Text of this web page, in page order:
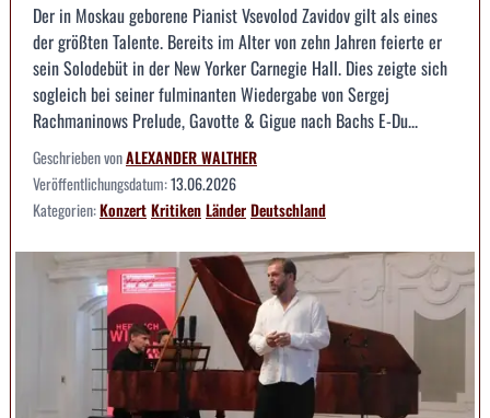
Der in Moskau geborene Pianist Vsevolod Zavidov gilt als eines
der größten Talente. Bereits im Alter von zehn Jahren feierte er
sein Solodebüt in der New Yorker Carnegie Hall. Dies zeigte sich
sogleich bei seiner fulminanten Wiedergabe von Sergej
Rachmaninows Prelude, Gavotte & Gigue nach Bachs E-Du...
Geschrieben vonALEXANDER WALTHER
Veröffentlichungsdatum:13.06.2026
Kategorien:KonzertKritikenLänderDeutschland